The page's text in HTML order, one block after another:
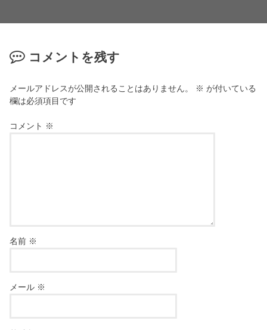
コメントを残す
メールアドレスが公開されることはありません。 ※ が付いている
欄は必須項目です
コメント ※
名前 ※
メール ※